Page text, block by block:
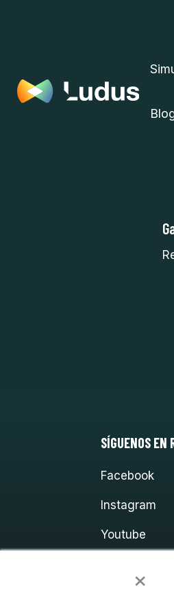
×
SÍGUENOS EN
Facebook
Instagram
Youtube